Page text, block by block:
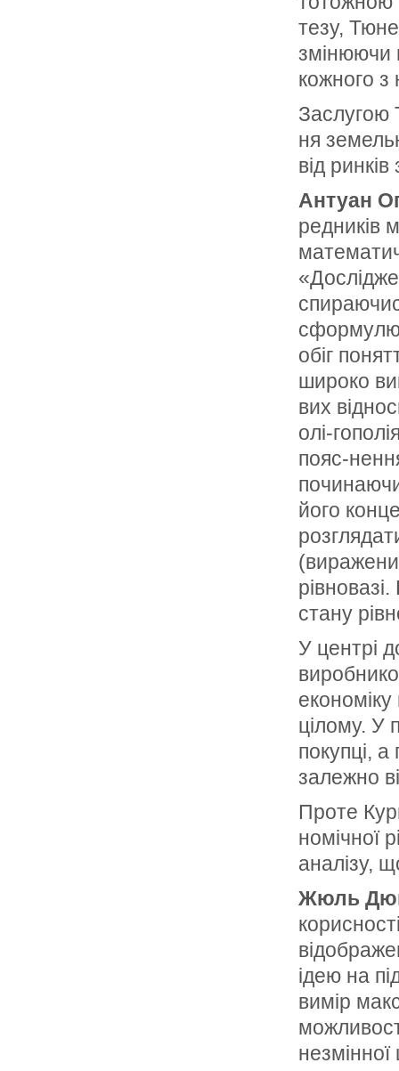
тезу,
змінюючи
кожного з
Заслугою
ня
від
Антуан
редників
обіг
широко
вих
олі-
пояс-
його
стану
У центрі
еко­номіку
цілому. У
покупці,
залежно
Проте
номічної
аналі­зу,
Жюль
ідею на
вимір
незмінної